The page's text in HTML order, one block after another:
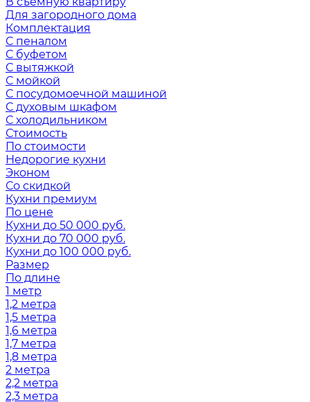
Для загородного дома
Комплектация
С пеналом
С буфетом
С вытяжкой
С мойкой
С посудомоечной машиной
С духовым шкафом
С холодильником
Стоимость
По стоимости
Недорогие кухни
Эконом
Со скидкой
Кухни премиум
По цене
Кухни до 50 000 руб.
Кухни до 70 000 руб.
Кухни до 100 000 руб.
Размер
По длине
1 метр
1,2 метра
1,5 метра
1,6 метра
1,7 метра
1,8 метра
2 метра
2,2 метра
2,3 метра